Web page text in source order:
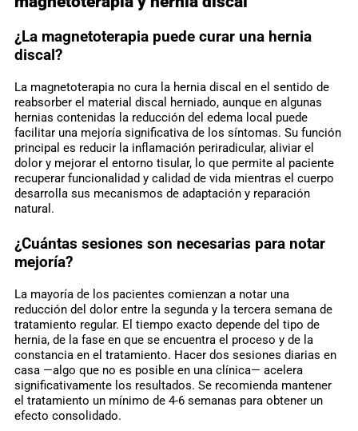
¿La magnetoterapia puede curar una hernia
discal?
La magnetoterapia no cura la hernia discal en el sentido de
reabsorber el material discal herniado, aunque en algunas
hernias contenidas la reducción del edema local puede
facilitar una mejoría significativa de los síntomas. Su función
principal es reducir la inflamación periradicular, aliviar el
dolor y mejorar el entorno tisular, lo que permite al paciente
recuperar funcionalidad y calidad de vida mientras el cuerpo
desarrolla sus mecanismos de adaptación y reparación
natural.
¿Cuántas sesiones son necesarias para notar
mejoría?
La mayoría de los pacientes comienzan a notar una
reducción del dolor entre la segunda y la tercera semana de
tratamiento regular. El tiempo exacto depende del tipo de
hernia, de la fase en que se encuentra el proceso y de la
constancia en el tratamiento. Hacer dos sesiones diarias en
casa —algo que no es posible en una clínica— acelera
significativamente los resultados. Se recomienda mantener
el tratamiento un mínimo de 4-6 semanas para obtener un
efecto consolidado.